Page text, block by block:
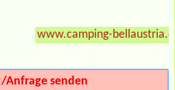
www.camping-
Anfrage senden